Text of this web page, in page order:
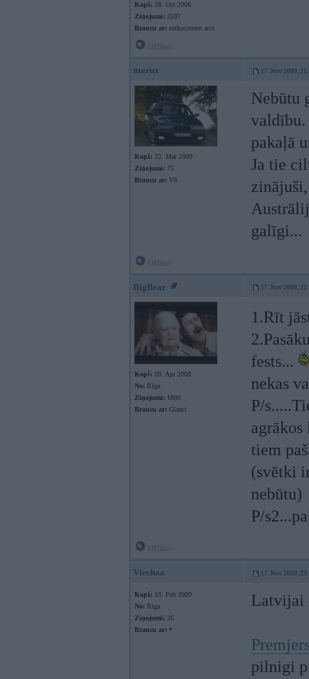
Kopš: 28. Oct 2006
Ziņojumi: 2597
Braucu ar: serkociniem acis
marux 17. Nov 2009,
Kopš: 22. Mar 2009
Ziņojumi: 75
Braucu ar: V6
Nebūtu
valdību.
pakaļā
Ja tie
galīgi...
BigBear 17. Nov 2009,
Kopš: 09. Apr 2008
No: Rīga
Ziņojumi: 1890
Braucu ar: Glanci
1.Rīt
fests...
nekas
P/
tiem
(svētki
nebūtu)
P/
Viechaa 17. Nov 2009,
Kopš: 19. Feb 2009
No: Rīga
Ziņojumi: 26
Braucu ar: *
Latvijai
pilnigi